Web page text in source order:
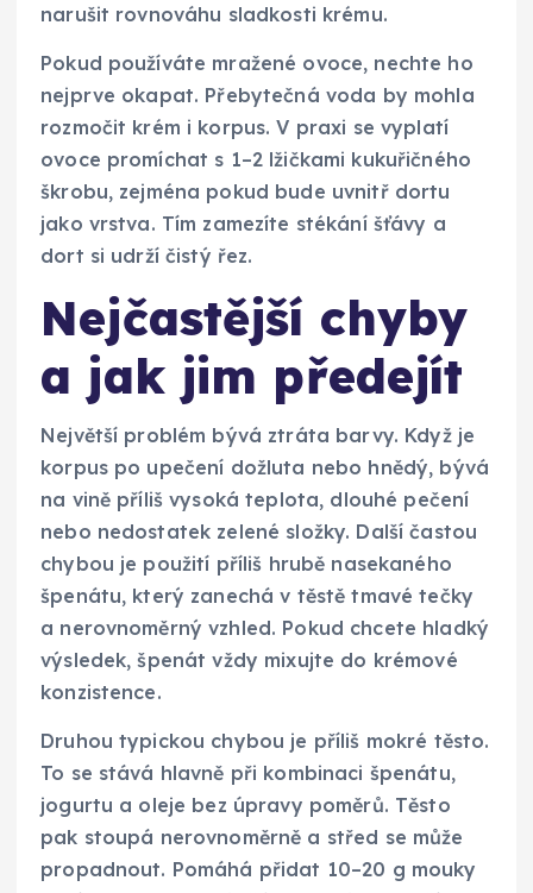
narušit rovnováhu sladkosti krému.
Pokud používáte mražené ovoce, nechte ho
nejprve okapat. Přebytečná voda by mohla
rozmočit krém i korpus. V praxi se vyplatí
ovoce promíchat s 1–2 lžičkami kukuřičného
škrobu, zejména pokud bude uvnitř dortu
jako vrstva. Tím zamezíte stékání šťávy a
dort si udrží čistý řez.
Nejčastější chyby
a jak jim předejít
Největší problém bývá ztráta barvy. Když je
korpus po upečení dožluta nebo hnědý, bývá
na vině příliš vysoká teplota, dlouhé pečení
nebo nedostatek zelené složky. Další častou
chybou je použití příliš hrubě nasekaného
špenátu, který zanechá v těstě tmavé tečky
a nerovnoměrný vzhled. Pokud chcete hladký
výsledek, špenát vždy mixujte do krémové
konzistence.
Druhou typickou chybou je příliš mokré těsto.
To se stává hlavně při kombinaci špenátu,
jogurtu a oleje bez úpravy poměrů. Těsto
pak stoupá nerovnoměrně a střed se může
propadnout. Pomáhá přidat 10–20 g mouky